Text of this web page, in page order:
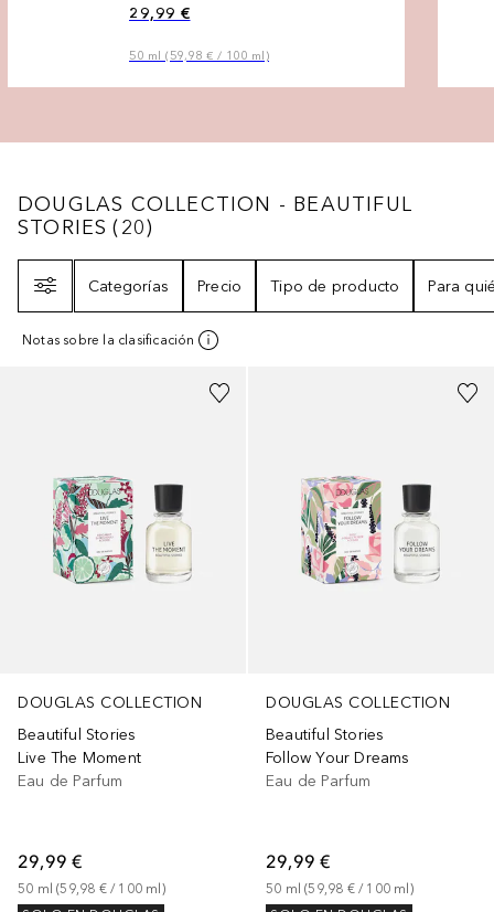
29,99 €
50 ml (59,98 € / 100 ml)
DOUGLAS COLLECTION - BEAUTIFUL
DOUGLAS COLLECTION - BEAUTIFUL
STORIES (20)
Categorías
Precio Tipo de producto Para
Notas sobre la clasificación
DOUGLAS COLLECTION
Beautiful Stories
Live The Moment
Eau de Parfum
29,99 €
50 ml (59,98 € / 100 ml )
DOUGLAS COLLECTION
Beautiful Stories
Follow Your Dreams
Eau de Parfum
29,99 €
50 ml (59,98 € / 100 ml )